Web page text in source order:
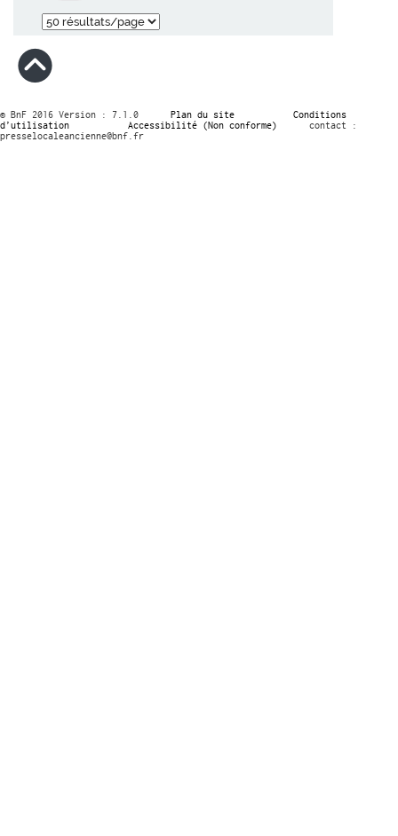
© BnF 2016 Version : 7.1.0 Plan du site
Conditions
d’utilisation
Accessibilité (Non conforme)
contact :
presselocaleancienne@bnf.fr